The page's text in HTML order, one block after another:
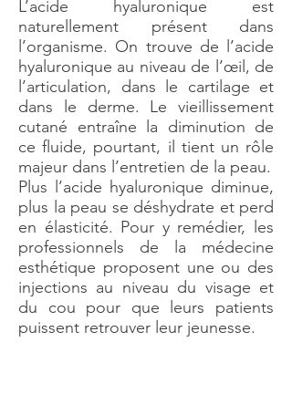
L’acide hyaluronique est
naturellement présent dans
l’organisme. On trouve de l’acide
hyaluronique au niveau de l’œil, de
l’articulation, dans le cartilage et
dans le derme. Le vieillissement
cutané entraîne la diminution de
ce fluide, pourtant, il tient un rôle
majeur dans l’entretien de la peau.
Plus l’acide hyaluronique diminue,
plus la peau se déshydrate et perd
en élasticité. Pour y remédier, les
professionnels de la médecine
esthétique proposent une ou des
injections au niveau du visage et
du cou pour que leurs patients
puissent retrouver leur jeunesse.